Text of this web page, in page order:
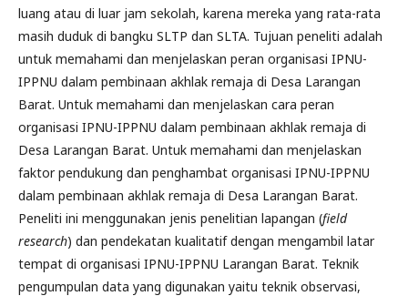
luang atau di luar jam sekolah, karena mereka yang rata-rata
masih duduk di bangku SLTP dan SLTA. Tujuan peneliti adalah
untuk memahami dan menjelaskan peran organisasi IPNU-
IPPNU dalam pembinaan akhlak remaja di Desa Larangan
Barat. Untuk memahami dan menjelaskan cara peran
organisasi IPNU-IPPNU dalam pembinaan akhlak remaja di
Desa Larangan Barat. Untuk memahami dan menjelaskan
faktor pendukung dan penghambat organisasi IPNU-IPPNU
dalam pembinaan akhlak remaja di Desa Larangan Barat.
Peneliti ini menggunakan jenis penelitian lapangan (field
research) dan pendekatan kualitatif dengan mengambil latar
tempat di organisasi IPNU-IPPNU Larangan Barat. Teknik
pengumpulan data yang digunakan yaitu teknik observasi,